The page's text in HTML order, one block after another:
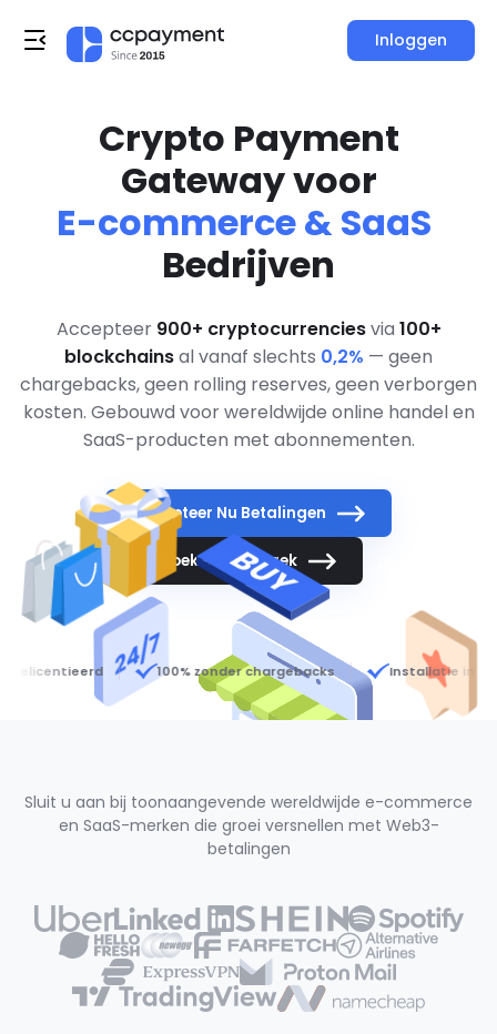
Inloggen
Crypto Payment
Gateway voor
E-commerce & SaaS
Bedrijven
Accepteer 900+ cryptocurrenciesvia 100+
blockchainsal vanaf slechts 0,2% — geen
chargebacks, geen rolling reserves, geen verborgen
kosten. Gebouwd voor wereldwijde online handel en
SaaS-producten met abonnementen.
Accepteer Nu Betalingen
Boek een Gesprek
100% zonder chargebacks Installatie in 10
Sluit u aan bij toonaangevende wereldwijde e-commerce
en SaaS-merken die groei versnellen met Web3-
betalingen